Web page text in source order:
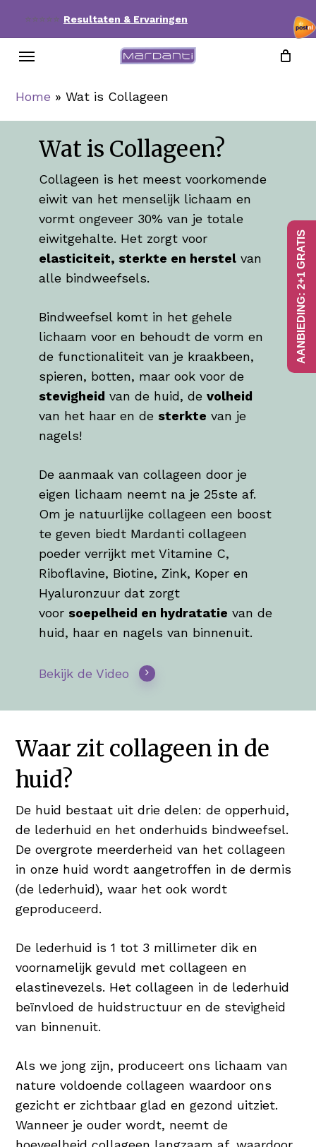
main
⭐⭐⭐⭐⭐ Resultaten & Ervaringen
Home »Wat is Collageen
Wat is Collageen?
Collageen is het meest voorkomende
eiwit van het menselijk lichaam en
vormt ongeveer 30% van je totale
eiwitgehalte. Het zorgt voor
elasticiteit, sterkte en herstelvan
alle bindweefsels.
Bindweefsel komt in het gehele
lichaam voor en behoudt de vorm en
de functionaliteit van je kraakbeen,
spieren, botten, maar ook voor de
stevigheid van de huid, de volheid
van het haar en de sterkte van je
nagels!
De aanmaak van collageen door je
eigen lichaam neemt na je 25ste af.
Om je natuurlijke collageen een boost
te geven biedt Mardanti collageen
poeder verrijkt met Vitamine C,
Riboflavine, Biotine, Zink, Koper en
Hyaluronzuur dat zorgt
voor soepelheid en hydratatie van de
huid, haar en nagels van binnenuit.
Bekijk de Video
Waar zit collageen in de
huid?
De huid bestaat uit drie delen: de opperhuid,
de lederhuid en het onderhuids bindweefsel.
De overgrote meerderheid van het collageen
in onze huid wordt aangetroffen in de dermis
(de lederhuid), waar het ook wordt
geproduceerd.
De lederhuid is 1 tot 3 millimeter dik en
voornamelijk gevuld met collageen en
elastinevezels. Het collageen in de lederhuid
beïnvloed de huidstructuur en de stevigheid
van binnenuit.
Als we jong zijn, produceert ons lichaam van
nature voldoende collageen waardoor ons
gezicht er zichtbaar glad en gezond uitziet.
Wanneer je ouder wordt, neemt de
AANBIEDING: 2+1 GRATIS